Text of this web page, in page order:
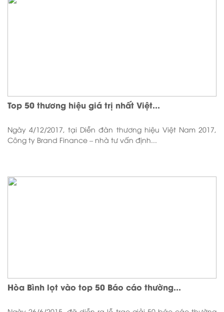
Top 50 thương hiệu giá trị nhất Việt...
Ngày 4/12/2017, tại Diễn đàn thương hiệu Việt Nam 2017,
Công ty Brand Finance – nhà tư vấn định...
Hòa Bình lọt vào top 50 Báo cáo thường...